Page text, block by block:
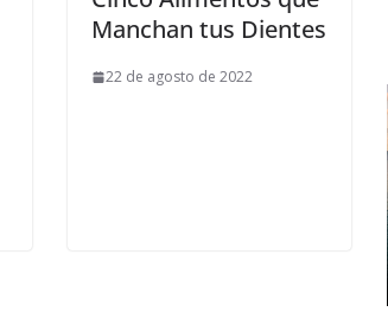
Manchan tus Dientes
22 de agosto de 2022